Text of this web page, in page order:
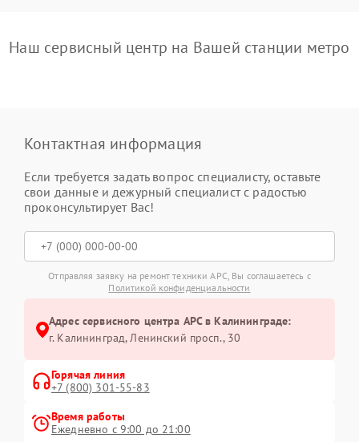
Наш сервисный центр на Вашей станции метро
Контактная информация
Если требуется задать вопрос специалисту, оставьте
свои данные и дежурный специалист с радостью
проконсультирует Вас!
Отправляя заявку на ремонт техники APC, Вы соглашаетесь с
Политикой конфиденциальности
Адрес сервисного центра APC в Калининграде:
г. Калининград, Ленинский просп., 30
Горячая линия
+7 (800) 301-55-83
Время работы
Ежедневно с 9:00 до 21:00